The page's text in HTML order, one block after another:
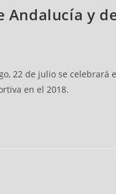
y
22 de julio se celebrará
en el 2018.